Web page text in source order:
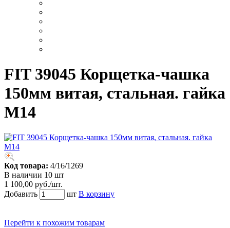
FIT 39045 Корщетка-чашка
150мм витая, стальная. гайка
М14
Код товара: 4/16/1269
В наличии 10 шт
1 100,00 руб./шт.
Добавить
шт В корзину
Перейти к похожим товарам